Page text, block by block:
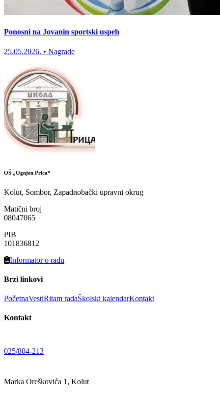
Ponosni na Jovanin sportski uspeh
25.05.2026. • Nagrade
OŠ „Ognjen Prica“
Kolut, Sombor, Zapadnobački upravni okrug
Matični broj
08047065
PIB
101836812
Informator o radu
Brzi linkovi
PočetnaVestiRitam radaŠkolski kalendarKontakt
Kontakt
025/804-213
Marka Oreškovića 1, Kolut